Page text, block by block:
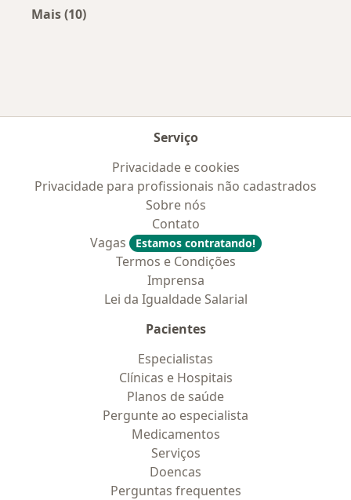
Mais (10)
Serviço
Privacidade e cookies
Privacidade para profissionais não cadastrados
Sobre nós
Contato
Vagas
Estamos contratando!
Termos e Condições
Imprensa
Lei da Igualdade Salarial
Pacientes
Especialistas
Clínicas e Hospitais
Planos de saúde
Pergunte ao especialista
Medicamentos
Serviços
Doencas
Perguntas frequentes